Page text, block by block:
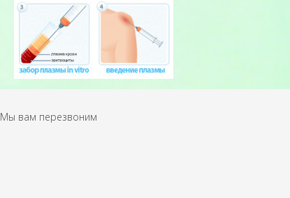
Мы вам перезвоним